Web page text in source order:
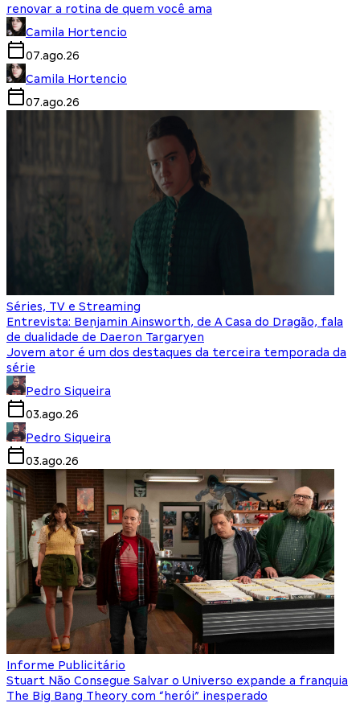
renovar a rotina de quem você ama
Camila Hortencio
07.ago.26
Camila Hortencio
07.ago.26
Séries, TV e Streaming
Entrevista: Benjamin Ainsworth, de A Casa do Dragão, fala
de dualidade de Daeron Targaryen
Jovem ator é um dos destaques da terceira temporada da
série
Pedro Siqueira
03.ago.26
Pedro Siqueira
03.ago.26
Informe Publicitário
Stuart Não Consegue Salvar o Universo expande a franquia
The Big Bang Theory com “herói” inesperado